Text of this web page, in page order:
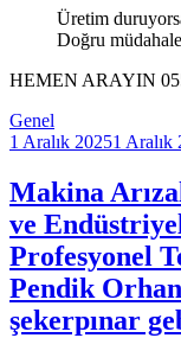
Üretim
Doğru
HEMEN ARAYIN
Categories
Genel
1 Aralık 20251 Aralık
Makina
ve
Profesyonel
Pendik
şekerpınar